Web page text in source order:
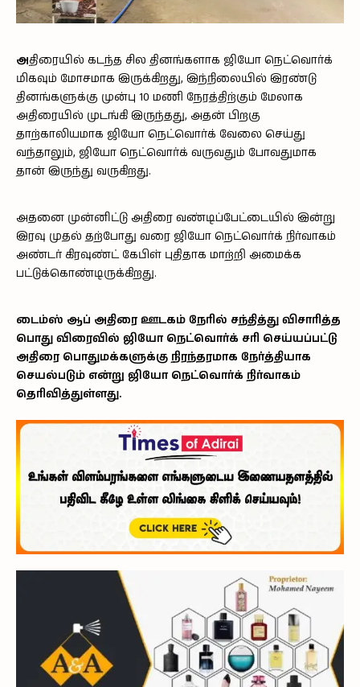
அதிரையில் கடந்த சில தினங்களாக ஜியோ நெட்வொர்க்
மிகவும் மோசமாக இருக்கிறது, இந்நிலையில் இரண்டு
தினங்களுக்கு முன்பு 10 மணி நேரத்திற்கும் மேலாக
அதிரையில் முடங்கி இருந்தது, அதன் பிறகு
தாற்காலியமாக ஜியோ நெட்வொர்க் வேலை செய்து
வந்தாலும், ஜியோ நெட்வொர்க் வருவதும் போவதுமாக
தான் இருந்து வருகிறது.
அதனை முன்னிட்டு அதிரை வண்டிப்பேட்டையில் இன்று
இரவு முதல் தற்போது வரை ஜியோ நெட்வொர்க் நிர்வாகம்
அண்டர் கிரவுண்ட் கேபிள் புதிதாக மாற்றி அமைக்க
பட்டுக்கொண்டிருக்கிறது.
டைம்ஸ் ஆப் அதிரை ஊடகம் நேரில் சந்தித்து விசாரித்த
பொது விரைவில் ஜியோ நெட்வொர்க் சரி செய்யப்பட்டு
அதிரை பொதுமக்களுக்கு நிரந்தரமாக நேர்த்தியாக
செயல்படும் என்று ஜியோ நெட்வொர்க் நிர்வாகம்
தெரிவித்துள்ளது.